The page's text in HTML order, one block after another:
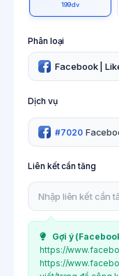
199 dv
Phân loại
Facebook | Likes
Dịch vụ
#7020 Facebook
Liên kết cần tăng
Gợi ý (
https://
https://